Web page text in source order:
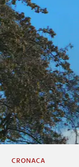
CRONACA